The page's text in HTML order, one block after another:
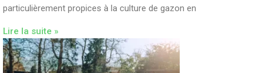
particulièrement propices à la culture de gazon en
Lire la suite »